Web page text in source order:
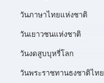
วันภาษาไทยแห่งชาติ
วันเยาวชนแห่งชาติ
วันงดสูบบุหรี่โลก
วันพระราชทานธงชาติไทย